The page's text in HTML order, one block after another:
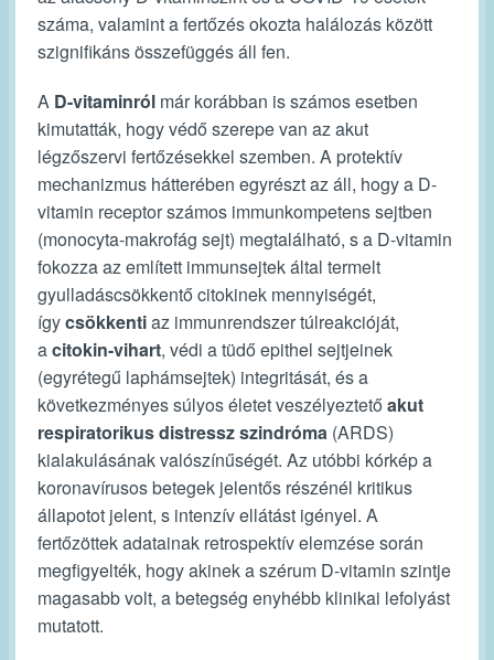
száma, valamint a fertőzés okozta halálozás között
szignifikáns összefüggés áll fen.
A D-vitaminról már korábban is számos esetben
kimutatták, hogy védő szerepe van az akut
légzőszervi fertőzésekkel szemben. A protektív
mechanizmus hátterében egyrészt az áll, hogy a D-
vitamin receptor számos immunkompetens sejtben
(monocyta-makrofág sejt) megtalálható, s a D-vitamin
fokozza az említett immunsejtek által termelt
gyulladáscsökkentő citokinek mennyiségét,
ígycsökkentiaz immunrendszer túlreakcióját,
acitokin-vihart, védi a tüdő epithel sejtjeinek
(egyrétegű laphámsejtek) integritását, és a
következményes súlyos életet veszélyeztető akut
respiratorikus distresszszindróma (ARDS)
kialakulásának valószínűségét. Az utóbbi kórkép a
koronavírusos betegek jelentős részénél kritikus
állapotot jelent, s intenzív ellátást igényel. A
fertőzöttek adatainak retrospektív elemzése során
megfigyelték, hogy akinek a szérum D-vitamin szintje
magasabb volt, a betegség enyhébb klinikai lefolyást
mutatott.